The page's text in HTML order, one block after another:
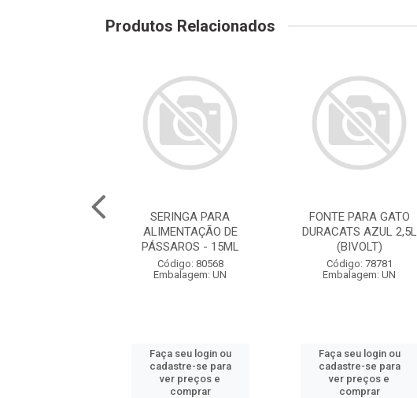
Produtos Relacionados
SERINGA PARA
ALIMENTAÇÃO DE
PÁSSAROS - 15ML
Código: 80568
Embalagem: UN
Faça seu login ou
cadastre-se para
ver preços e
comprar
FONTE PARA GATO
DURACATS AZUL 2,5L
(BIVOLT)
Código: 78781
Embalagem: UN
Faça seu login ou
cadastre-se para
ver preços e
comprar